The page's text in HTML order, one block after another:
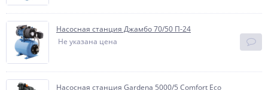
Насосная станция Джамбо 70/50 П-24
Не указана цена
Насосная станция Gardena 5000/5 Comfort Eco